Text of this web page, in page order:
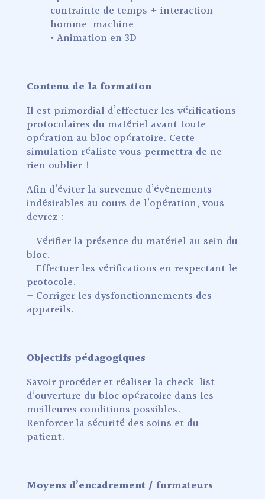
contrainte de temps + interaction
homme-machine
• Animation en 3D
Contenu de la formation
Il est primordial d’effectuer les vérifications
protocolaires du matériel avant toute
opération au bloc opératoire. Cette
simulation réaliste vous permettra de ne
rien oublier !
Afin d’éviter la survenue d’évènements
indésirables au cours de l’opération, vous
devrez :
– Vérifier la présence du matériel au sein du
bloc.
– Effectuer les vérifications en respectant le
protocole.
– Corriger les dysfonctionnements des
appareils.
Objectifs pédagogiques
Savoir procéder et réaliser la check-list
d’ouverture du bloc opératoire dans les
meilleures conditions possibles.
Renforcer la sécurité des soins et du
patient.
Moyens d’encadrement / formateurs